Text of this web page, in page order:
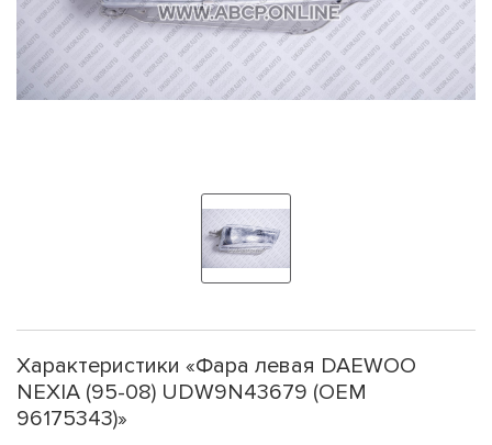
Характеристики «Фара левая DAEWOO
NEXIA (95-08) UDW9N43679 (OEM
96175343)»